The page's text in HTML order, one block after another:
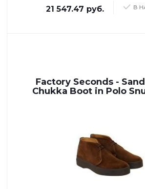
В
21 547.47 руб.
Factory Seconds -
Chukka Boot in Polo